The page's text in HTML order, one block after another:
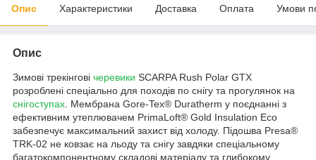
Опис Характеристики Доставка Оплата Умови
Опис
Зимові трекінгові черевики SCARPA Rush Polar GTX
розроблені спеціально для походів по снігу та прогулянок на
снігоступах . Мембрана Gore-Tex® Duratherm у поєднанні з
ефективним утеплювачем PrimaLoft® Gold Insulation Eco
забезпечує максимальний захист від холоду. Підошва Presa®
TRK-02 не ковзає на льоду та снігу завдяки спеціальному
багатокомпонентному складові матеріалу та глибокому